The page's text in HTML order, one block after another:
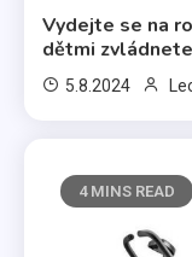
Vydejte se na
dětmi
5.8.2024
4 MINS READ